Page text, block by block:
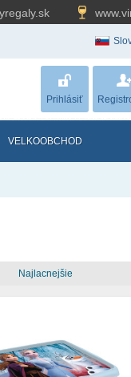
Prihlásiť
VELKOOBCHOD
Najlacnejšie